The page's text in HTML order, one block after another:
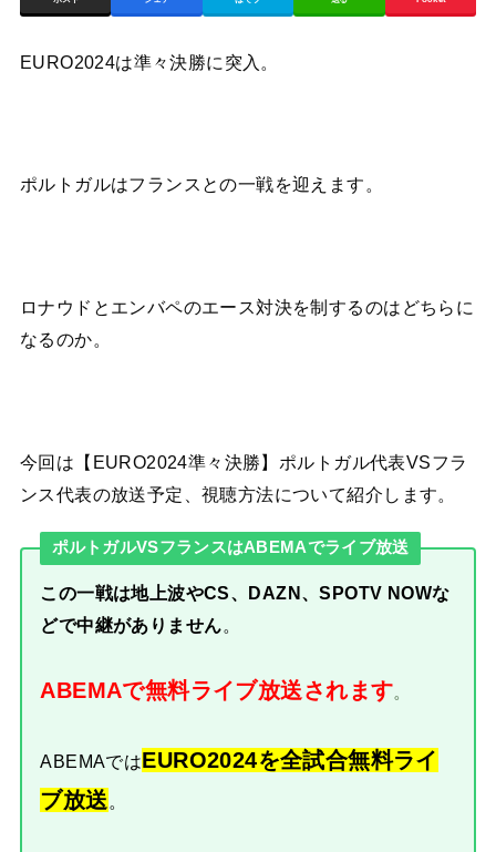
EURO2024は準々決勝に突入。
ポルトガルはフランスとの一戦を迎えます。
ロナウドとエンバペのエース対決を制するのはどちらに
なるのか。
今回は【EURO2024準々決勝】ポルトガル代表VSフラ
ンス代表の放送予定、視聴方法について紹介します。
ポルトガルVSフランスはABEMAでライブ放送
この一戦は地上波やCS、DAZN、SPOTV NOWな
どで中継がありません。
ABEMAで無料ライブ放送されます。
ABEMAではEURO2024を全試合無料ライ
ブ放送